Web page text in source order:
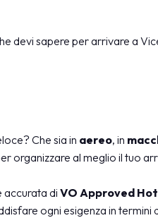
devi sapere per arrivare a
Che sia in aereo, in
organizzare al meglio il tuo
accurata di VO Approved
ogni esigenza in termini